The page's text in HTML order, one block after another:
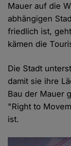
Mauer auf die
abhängigen
friedlich ist,
kämen die
Die Stadt
damit sie ihre
Bau der Mauer
"Right to
ist.